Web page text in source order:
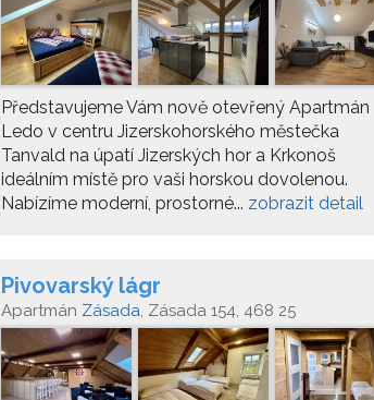
Představujeme Vám nově otevřený Apartmán
Ledo v centru Jizerskohorského městečka
Tanvald na úpatí Jizerských hor a Krkonoš
ideálním místě pro vaši horskou dovolenou.
Nabízíme moderní, prostorné... zobrazit detail
Pivovarský lágr
Apartmán Zásada, Zásada 154, 468 25